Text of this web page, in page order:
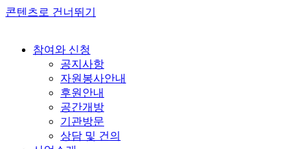
콘텐츠로 건너뛰기
참여와 신청
공지사항
자원봉사안내
후원안내
공간개방
기관방문
상담 및 건의